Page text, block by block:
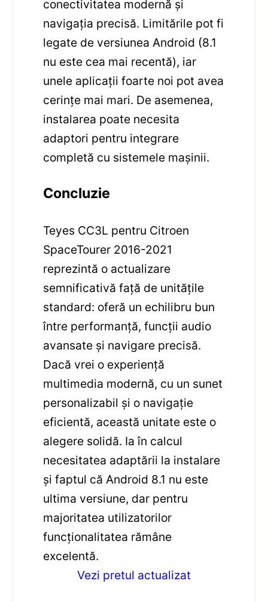
conectivitatea modernă și
navigația precisă. Limitările pot fi
legate de versiunea Android (8.1
nu este cea mai recentă), iar
unele aplicații foarte noi pot avea
cerințe mai mari. De asemenea,
instalarea poate necesita
adaptori pentru integrare
completă cu sistemele mașinii.
Concluzie
Teyes CC3L pentru Citroen
SpaceTourer 2016-2021
reprezintă o actualizare
semnificativă față de unitățile
standard: oferă un echilibru bun
între performanță, funcții audio
avansate și navigare precisă.
Dacă vrei o experiență
multimedia modernă, cu un sunet
personalizabil și o navigație
eficientă, această unitate este o
alegere solidă. Ia în calcul
necesitatea adaptării la instalare
și faptul că Android 8.1 nu este
ultima versiune, dar pentru
majoritatea utilizatorilor
funcționalitatea rămâne
excelentă.
Vezi pretul actualizat